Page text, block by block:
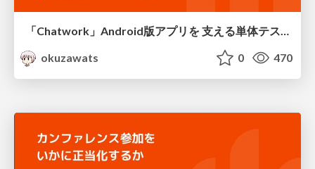
okuzawats
0 470